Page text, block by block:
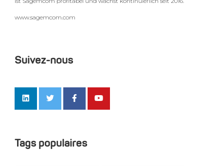
www.sagemcom.com
Suivez-nous
Tags populaires